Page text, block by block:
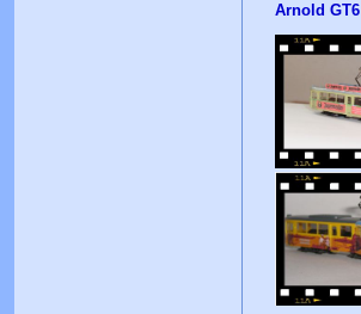
Arnold GT6